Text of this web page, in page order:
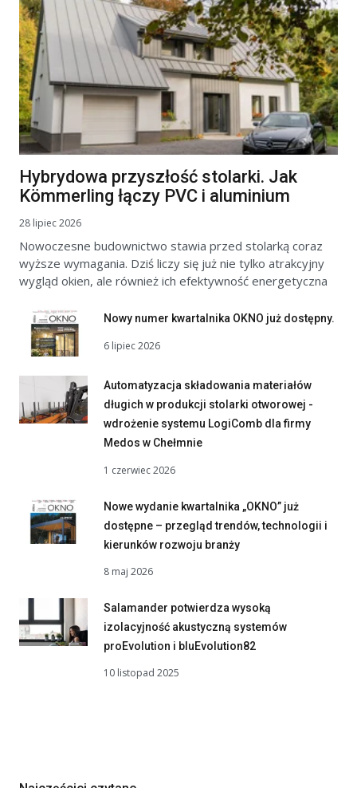
Hybrydowa przyszłość stolarki. Jak
Kömmerling łączy PVC i aluminium
28 lipiec 2026
Nowoczesne budownictwo stawia przed stolarką coraz
wyższe wymagania. Dziś liczy się już nie tylko atrakcyjny
wygląd okien, ale również ich efektywność energetyczna
Nowy numer kwartalnika OKNO już dostępny.
6 lipiec 2026
Automatyzacja składowania materiałów
długich w produkcji stolarki otworowej -
wdrożenie systemu LogiComb dla firmy
Medos w Chełmnie
1 czerwiec 2026
Nowe wydanie kwartalnika „OKNO” już
dostępne – przegląd trendów, technologii i
kierunków rozwoju branży
8 maj 2026
Salamander potwierdza wysoką
izolacyjność akustyczną systemów
proEvolution i bluEvolution82
10 listopad 2025